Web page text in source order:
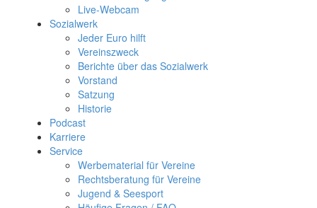
Live-Webcam
Sozialwerk
Jeder Euro hilft
Vereinszweck
Berichte über das Sozialwerk
Vorstand
Satzung
Historie
Podcast
Karriere
Service
Werbematerial für Vereine
Rechtsberatung für Vereine
Jugend & Seesport